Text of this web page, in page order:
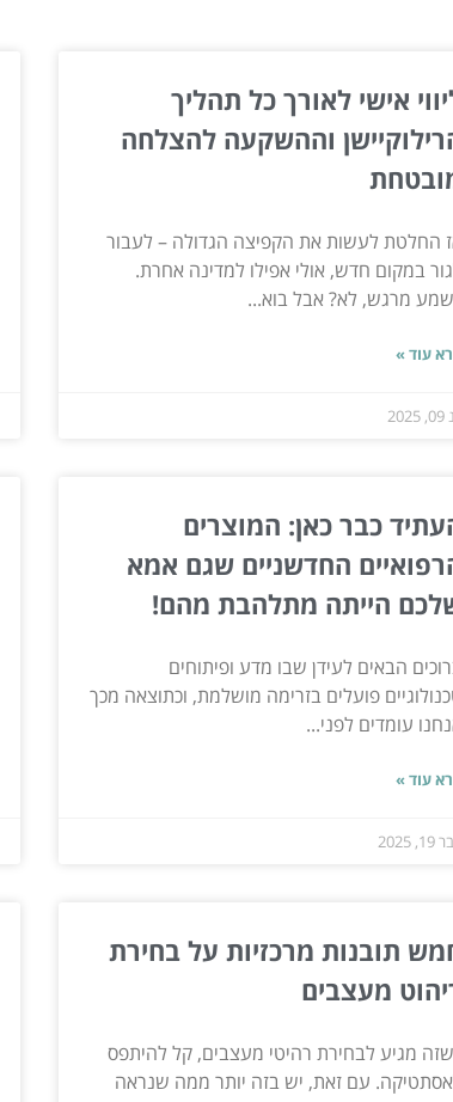
אישי לאורך כל תהליך
וההשקעה להצלחה
החלטת לעשות את הקפיצה הגדולה – לעבור
במקום חדש, אולי אפילו למדינה אחרת.
מרגש, לא? אבל בוא...
עוד »
כבר כאן: המוצרים
החדשניים שגם אמא
הייתה מתלהבת מהם!
הבאים לעידן שבו מדע ופיתוחים
פועלים בזרימה מושלמת, וכתוצאה מכך
עומדים לפני...
עוד »
2025
תובנות מרכזיות על בחירת
מעצבים
מגיע לבחירת רהיטי מעצבים, קל להיתפס
עם זאת, יש בזה יותר ממה שנראה